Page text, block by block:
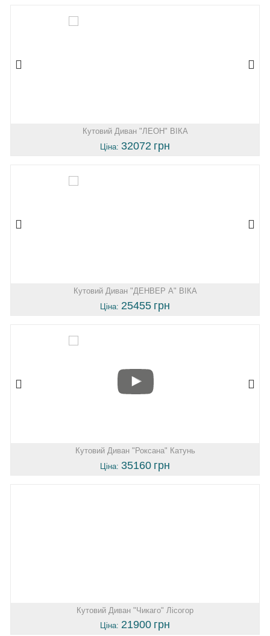
Кутовий Диван "ЛЕОН" ВІКА
Ціна: 32072 грн
Кутовий Диван "ДЕНВЕР А" ВІКА
Ціна: 25455 грн
Кутовий Диван "Роксана" Катунь
Ціна: 35160 грн
Кутовий Диван "Чикаго" Лісогор
Ціна: 21900 грн